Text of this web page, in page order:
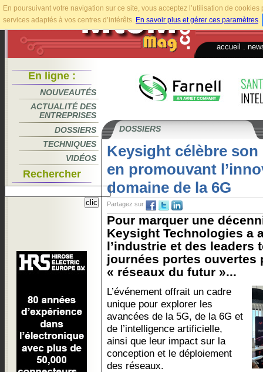
En poursuivant votre navigation sur ce site, vous acceptez l’utilisation de
services adaptés à vos centres d’intérêts. En savoir plus et gérer ces paramètres.
accueil
En ligne :
NOUVEAUTÉS
ACTUALITÉ DES
ENTREPRISES
DOSSIERS
TECHNIQUES
VIDÉOS
Rechercher
DOSSIERS
Keysight célèbre son
en promouvant
domaine de la 6G
Partagez sur
Pour marquer une
Keysight Technologies a
l’industrie et des leaders
journées portes ouvertes
« réseaux du futur »...
L’événement offrait un cadre
unique pour explorer les
avancées de la 5G, de la 6G et
de l’intelligence artificielle,
ainsi que leur impact sur la
conception et le déploiement
des réseaux.